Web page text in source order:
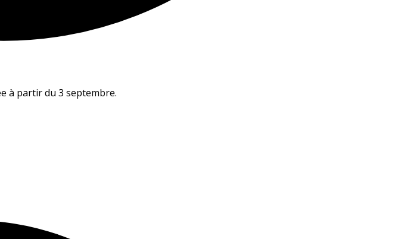
à partir du 3 septembre.